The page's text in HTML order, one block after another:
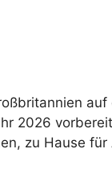
2026
zu Hause für